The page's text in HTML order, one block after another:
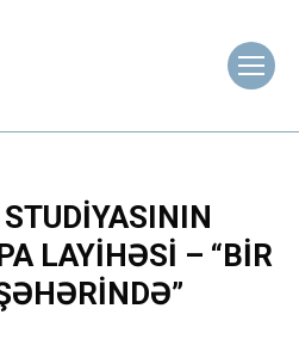
LAYIHƏSI – “BIR